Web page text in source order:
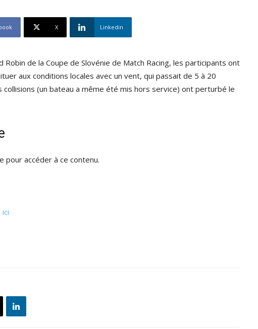
X Linkedin
de la Coupe de Slovénie de Match Racing, les participants ont
aux conditions locales avec un vent, qui passait de 5 à 20
(un bateau a même été mis hors service) ont perturbé le
accéder à ce contenu.